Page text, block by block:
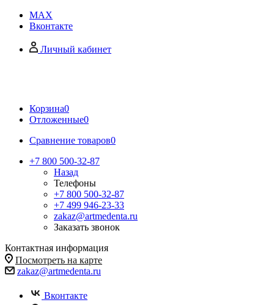
MAX
Вконтакте
Личный кабинет
Корзина0
Отложенные0
Сравнение товаров0
+7 800 500-32-87
Назад
Телефоны
+7 800 500-32-87
+7 499 946-23-33
zakaz@artmedenta.ru
Заказать звонок
Контактная информация
Посмотреть на карте
zakaz@artmedenta.ru
Вконтакте